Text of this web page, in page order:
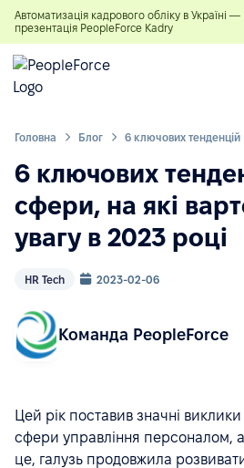
Автоматизація кадрового обліку в Україні —
презентація PeopleForce Kadry
Головна Блог
6 ключових
сфери, на які
увагу в 2023 році
HR Tech 2023-02-06
Команда PeopleForce
Цей рік поставив значні
сфери управління персоналом,
це, галузь продовжила